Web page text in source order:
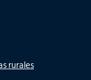
rurales